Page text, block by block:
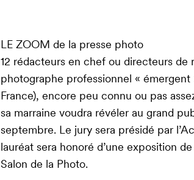
LE ZOOM de la presse photo
12 rédacteurs en chef ou directeurs
photographe professionnel « émergent
France), encore peu connu ou pas
sa marraine voudra révéler au grand
septembre. Le jury sera présidé par
lauréat sera honoré d’une exposition
Salon de la Photo.